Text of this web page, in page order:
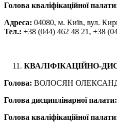
Голова кваліфікаційної
Адреса: 04080, м. Київ, вул.
Тел.: +38 (044) 462 48 21, +38
КВАЛІФІКАЦІЙНО-
Голова: ВОЛОСЯН
Голова дисциплінарної палати:
Голова кваліфікаційної